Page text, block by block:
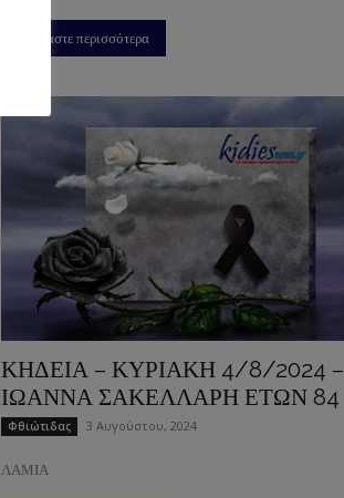
Διαβάστε περισσότερα
ΚΗΔΕΙΑ – ΚΥΡΙΑΚΗ 4/8/2024 –
ΙΩΑΝΝΑ ΣΑΚΕΛΛΑΡΗ ΕΤΩΝ 84
Φθιώτιδας 3 Αυγούστου, 2024
ΛΑΜΙΑ